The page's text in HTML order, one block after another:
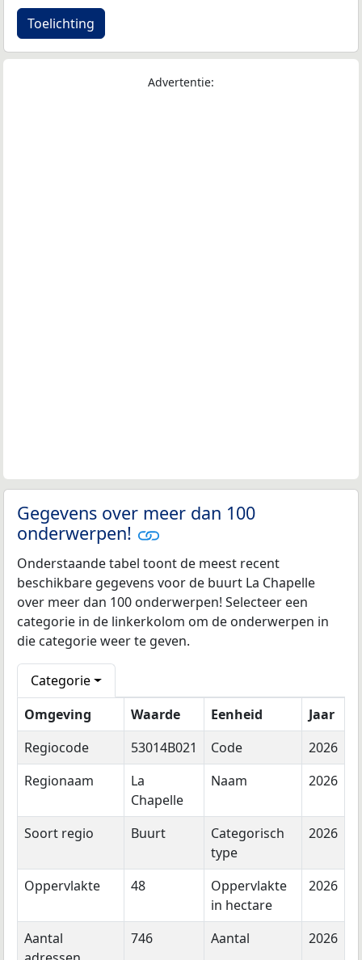
Toelichting
Advertentie:
Gegevens over meer dan 100
onderwerpen!
Onderstaande tabel toont de meest recent
beschikbare gegevens voor de buurt La Chapelle
over meer dan 100 onderwerpen! Selecteer een
categorie in de linkerkolom om de onderwerpen in
die categorie weer te geven.
Categorie
Omgeving
Waarde Eenheid
Jaar
Regiocode
53014B021 Code
2026
Regionaam
La
Chapelle
Naam 2026
Soort regio Buurt
Categorisch
type
2026
Oppervlakte 48
Oppervlakte
in hectare
2026
Aantal
746 Aantal 2026